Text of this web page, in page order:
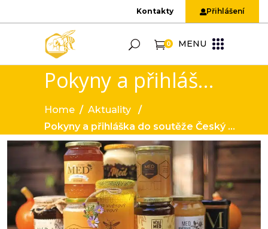
Kontakty Přihlášení
0 MENU
Pokyny a přihláška do soutěže Český med 2026
Home / Aktuality
/
Pokyny a přihláška do soutěže Český med 2026